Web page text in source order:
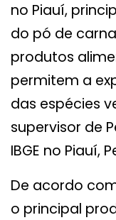
no Piauí,
do pó de
produtos
permitem a
das espécies
supervisor de
IBGE no Piauí,
De acordo
o principal